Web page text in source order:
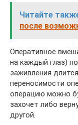
Читайте
после
Оперативное
на каждый глаз)
заживления
переносимости
операцию можно
захочет либо
другой.